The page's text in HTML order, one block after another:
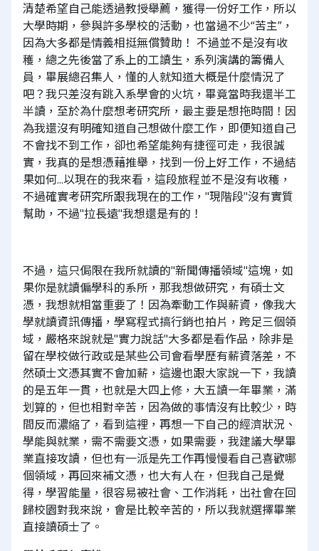
清楚希望自己能透過教授舉薦，獲得一份好工作，所以
大學時期，參與許多學校的活動，也當過不少“苦主”，
因為大多都是情義相挺無償贊助！ 不過並不是沒有收
穫，總之先後當了系上的工讀生，系列演講的籌備人
員，畢展總召集人，懂的人就知道大概是什麼情況了
吧？我只差沒有跳入系學會的火坑，畢竟當時我還半工
半讀，至於為什麼想考研究所，最主要是想拖時間！因
為我還沒有明確知道自己想做什麼工作，即便知道自己
不會找不到工作，卻也希望能夠有捷徑可走，我很誠
實，我真的是想憑藉推舉，找到一份上好工作，不過結
果如何...以現在的我來看，這段旅程並不是沒有收穫，
不過確實考研究所跟我現在的工作，"現階段"沒有實質
幫助，不過"拉長遠"我想還是有的！
不過，這只侷限在我所就讀的"新聞傳播領域"這塊，如
果你是就讀偏學科的系所，那我想做研究，有碩士文
憑，我想就相當重要了！因為牽動工作與薪資，像我大
學就讀資訊傳播，學寫程式搞行銷也拍片，跨足三個領
域，嚴格來說就是"實力說話"大多都是看作品，除非是
留在學校做行政或是某些公司會看學歷有薪資落差，不
然碩士文憑其實不會加薪，這邊也跟大家說一下，我讀
的是五年一貫，也就是大四上修，大五讀一年畢業，滿
划算的，但也相對辛苦，因為做的事情沒有比較少，時
間反而濃縮了，看到這裡，再想一下自己的經濟狀況、
學能與就業，需不需要文憑，如果需要，我建議大學畢
業直接攻讀，但也有一派是先工作再慢慢看自己喜歡哪
個領域，再回來補文憑，也大有人在，但我自己是覺
得，學習能量，很容易被社會、工作消耗，出社會在回
歸校園對我來說，會是比較辛苦的，所以我就選擇畢業
直接讀碩士了。